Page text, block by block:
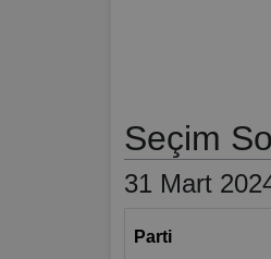
Seçim
31 Mart
Parti